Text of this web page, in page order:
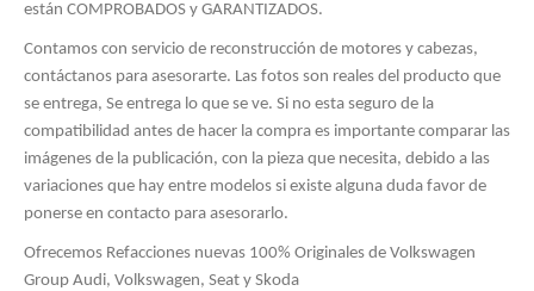
están COMPROBADOS y GARANTIZADOS.
Contamos con servicio de reconstrucción de motores y cabezas,
contáctanos para asesorarte. Las fotos son reales del producto que
se entrega, Se entrega lo que se ve. Si no esta seguro de la
compatibilidad antes de hacer la compra es importante comparar las
imágenes de la publicación, con la pieza que necesita, debido a las
variaciones que hay entre modelos si existe alguna duda favor de
ponerse en contacto para asesorarlo.
Ofrecemos Refacciones nuevas 100% Originales de Volkswagen
Group Audi, Volkswagen, Seat y Skoda